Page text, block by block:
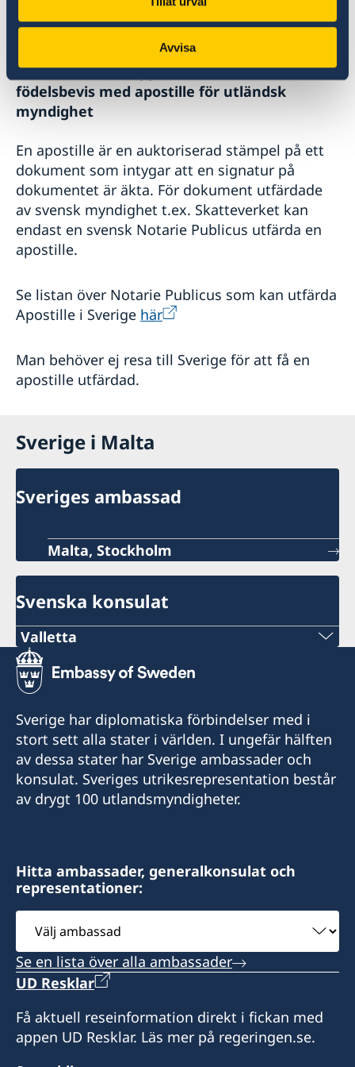
Avvisa
partern är svensk medborgare görs ansökan
endast för den svenska medborgaren.
Om du behöver uppvisa ett svenskt
födelsbevis med apostille för utländsk
myndighet
En apostille är en auktoriserad stämpel på ett
dokument som intygar att en signatur på
dokumentet är äkta. För dokument utfärdade
av svensk myndighet t.ex. Skatteverket kan
endast en svensk Notarie Publicus utfärda en
apostille.
Se listan över Notarie Publicus som kan utfärda
Apostille i Sverige här
Man behöver ej resa till Sverige för att få en
apostille utfärdad.
Sverige i Malta
Sveriges ambassad
Malta, Stockholm
Svenska konsulat
Valletta
Telephone
+356 21 236120
E-mail
consulategeneral@galeasalomone.com
Consulate General of Sweden,
Telefon- och besökstid :
Besökstid endast efter överenskommelse.
måndag - fredag kl. 09.00-12.00
Honorärkonsul
Francis Galea Salomone
Sverige har diplomatiska förbindelser med i
stort sett alla stater i världen. I ungefär hälften
av dessa stater har Sverige ambassader och
konsulat. Sveriges utrikesrepresentation består
av drygt 100 utlandsmyndigheter.
Hitta ambassader, generalkonsulat och
representationer:
Välj
ambassad
Se en lista över alla ambassader
UD Resklar
Få aktuell reseinformation direkt i fickan med
appen UD Resklar. Läs mer på regeringen.se.